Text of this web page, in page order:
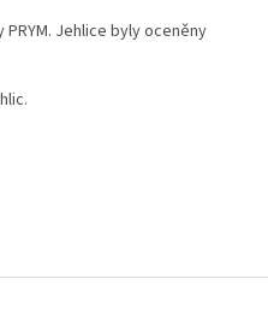
Jehlice byly oceněny